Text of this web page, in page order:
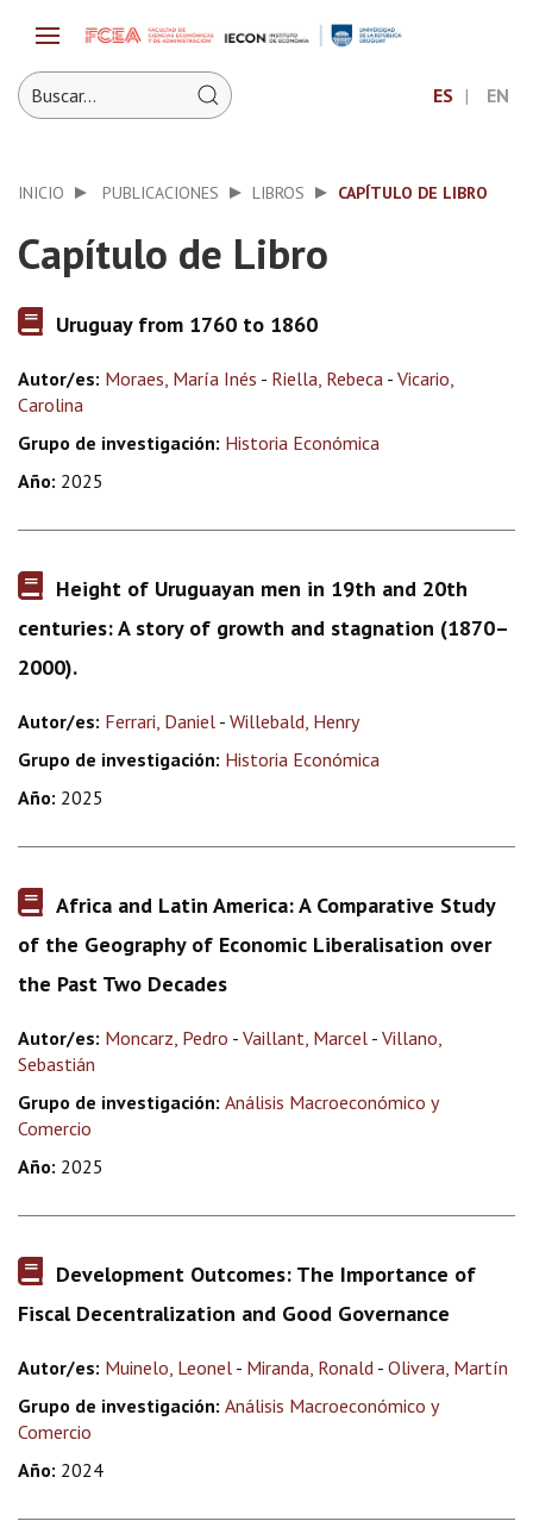
ES EN
INICIO PUBLICACIONES LIBROS CAPÍTULO DE LIBRO
Capítulo de Libro
Uruguay from 1760 to 1860
Autor/es: Moraes, María Inés - Riella, Rebeca - Vicario,
Carolina
Grupo de investigación: Historia Económica
Año: 2025
Height of Uruguayan men in 19th and 20th
centuries: A story of growth and stagnation (1870–
2000).
Autor/es: Ferrari, Daniel - Willebald, Henry
Grupo de investigación: Historia Económica
Año: 2025
Africa and Latin America: A Comparative Study
of the Geography of Economic Liberalisation over
the Past Two Decades
Autor/es: Moncarz, Pedro - Vaillant, Marcel - Villano,
Sebastián
Grupo de investigación: Análisis Macroeconómico y
Comercio
Año: 2025
Development Outcomes: The Importance of
Fiscal Decentralization and Good Governance
Autor/es: Muinelo, Leonel - Miranda, Ronald - Olivera, Martín
Grupo de investigación: Análisis Macroeconómico y
Comercio
Año: 2024